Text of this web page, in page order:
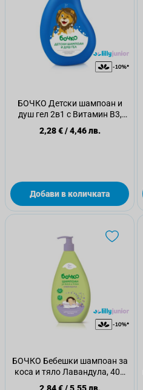
БОЧКО Детски шампоан и
душ гел 2в1 с Витамин В3,
250 мл
2,28 €/4,46 лв.
Добави в количката
БОЧКО Бебешки шампоан за
коса и тяло Лавандула, 400
мл